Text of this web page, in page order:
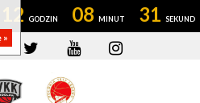
12 08 31
»